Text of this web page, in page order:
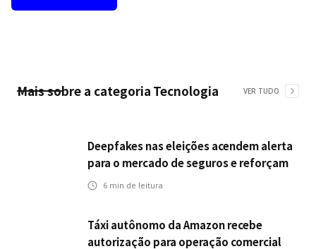
Mais sobre a categoria Tecnologia VER TUDO
Deepfakes nas eleições acendem alerta
para o mercado de seguros e reforçam
desafios da inteligência artificial
6 min de leitura
Táxi autônomo da Amazon recebe
autorização para operação comercial